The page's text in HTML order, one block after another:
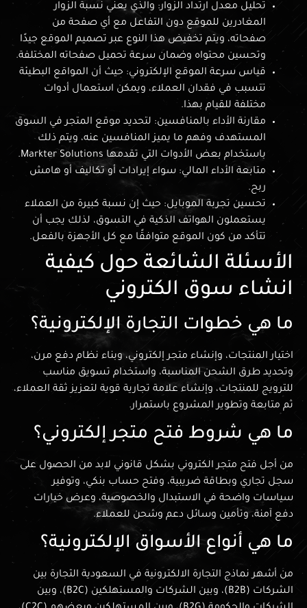
تحليل معدل ارتداد الزوار: والذي يعني نسبة الزوار
المغادرين للموقع دون التفاعل مع أي صفحة من
صفحاته، ويتم تخفيض هذا النوع عبر تصميم الموقع جيدًا
وتحسين محتواه وضمان سرعة تحميل صفحاته المختلفة.
قياس سرعة الموقع الإلكتروني: حيث أن المواقع البطيئة
تتسبب في فقدان العملاء، ويمكن استعمال أدوات
مختلفة للقيام بهذا.
مقارنة الأداء بالمنافسين: لتحديد موقع المتجر في السوق
المستهدف وفهم ما يميز المنافسين عنه، ويتم ذلك
باستخدام بعض الأدوات التي تقدمها Markter Solutions.
متابعة الأداء المالي: سواء إيرادات أو تكاليف أو هامش
ربح.
تحسين تجربة الموبايل: حيث إن نسبة كبيرة من العملاء
يستعملون الهواتف الذكية في التسوق، لذلك يجب أن
تتأكد من كون الموقع متوافقًا مع كل الأجهزة بالفعل.
الأسئلة الشائعة حول كيفية
انشاء سوق الكتروني
ما هي خطوات التجارة الإلكترونية؟
اختيار المنتجات، وإنشاء متجر إلكتروني، وبناء نظام دفع مرن،
وتحديد طرق الشحن المناسبة، واستخدام تسويق مناسب
للترويج للمنتجات، وإنشاء علامة تجارية قوية لتعزيز ثقة العملاء،
ثم متابعة وتطوير المشروع باستمرار.
ما هي شروط فتح متجر إلكتروني؟
من أجل فتح متجر الكتروني بشكل قانوني لابد من الحصول على
سجل تجاري وبطاقة ضريبية، وفتح حساب بنكي، وتوفير
سياسات واضحة في الاستبدال والخصوصية، وعرض خيارات
دفع آمنة، وتأمين وسائل دعم وشحن للعملاء.
ما هي أنواع الأسواق الإلكترونية؟
من أشهر نماذج التجارة الالكترونية في السعودية التجارة بين
الشركات (B2B)، وبين الشركات والمستهلكين (B2C)، وبين